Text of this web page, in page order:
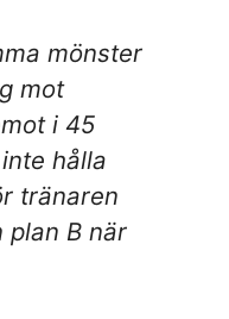
mönster
mot
i 45
hålla
tränaren
plan B när